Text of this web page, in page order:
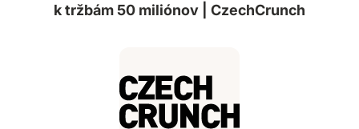
k tržbám 50 miliónov | CzechCrunch